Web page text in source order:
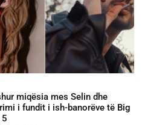
miqësia mes Selin dhe
i fundit i ish-banorëve të Big
5